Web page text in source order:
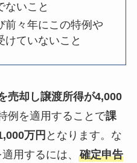
ないこと
前々年にこの特例や
けていないこと
売却し譲渡所得が4,000
例を適用することで課
万円 となります。な
用するには、 確定申告